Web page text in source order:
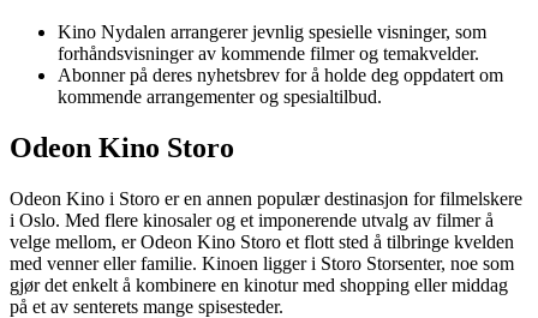
Kino Nydalen arrangerer jevnlig spesielle visninger, som
forhåndsvisninger av kommende filmer og temakvelder.
Abonner på deres nyhetsbrev for å holde deg oppdatert om
kommende arrangementer og spesialtilbud.
Odeon Kino Storo
Odeon Kino i Storo er en annen populær destinasjon for filmelskere
i Oslo. Med flere kinosaler og et imponerende utvalg av filmer å
velge mellom, er Odeon Kino Storo et flott sted å tilbringe kvelden
med venner eller familie. Kinoen ligger i Storo Storsenter, noe som
gjør det enkelt å kombinere en kinotur med shopping eller middag
på et av senterets mange spisesteder.